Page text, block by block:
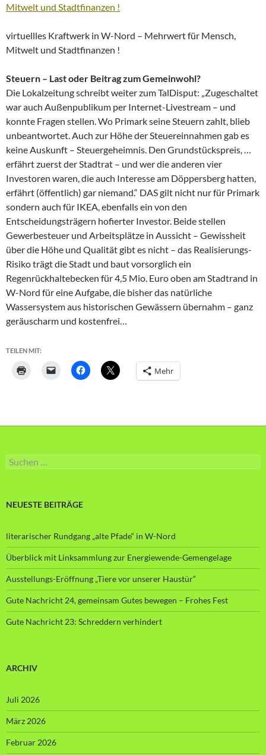
virtuellles Kraftwerk in W-Nord – Mehrwert für Mensch,
Mitwelt und Stadtfinanzen !
Steuern – Last oder Beitrag zum Gemeinwohl?
Die Lokalzeitung schreibt weiter zum TalDisput: „Zugeschaltet
war auch Außenpublikum per Internet-Livestream – und
konnte Fragen stellen. Wo Primark seine Steuern zahlt, blieb
unbeantwortet. Auch zur Höhe der Steuereinnahmen gab es
keine Auskunft – Steuergeheimnis. Den Grundstückspreis, …
erfährt zuerst der Stadtrat – und wer die anderen vier
Investoren waren, die auch Interesse am Döppersberg hatten,
erfährt (öffentlich) gar niemand.“ DAS gilt nicht nur für Primark
sondern auch für IKEA, ebenfalls ein von den
Entscheidungsträgern hofierter Investor. Beide stellen
Gewerbesteuer und Arbeitsplätze in Aussicht – Gewissheit
über die Höhe und Qualität gibt es nicht – das Realisierungs-
Risiko trägt die Stadt und baut vorsorglich ein
Regenrückhaltebecken für 4,5 Mio. Euro oben am Stadtrand in
W-Nord für eine Aufgabe, die bisher das natürliche
Wassersystem aus historischen Gewässern übernahm – ganz
geräuscharm und kostenfrei…
TEILEN MIT:
Mehr
Suche
nach:
NEUESTE BEITRÄGE
literarischer Rundgang „alte Pfade“ in W-Nord
Überblick mit Linksammlung zur Energiewende-Gemengelage
Ausstellungs-Eröffnung „Tiere vor unserer Haustür“
Gute Nachricht 24, gemeinsam Gutes bewegen – Frohes Fest
Gute Nachricht 23: Schreddern verhindert
ARCHIV
Juli 2026
März 2026
Februar 2026